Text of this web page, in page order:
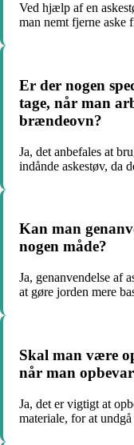
Ved hjælp af en
man nemt fjerne aske
Er der nogen
tage, når man
brændeovn?
Ja, det anbefales at
indånde askestøv, da
Kan man
nogen måde?
Ja, genanvendelse af
at gøre jorden mere
Skal man være
når man
Ja, det er vigtigt at
materiale, for at